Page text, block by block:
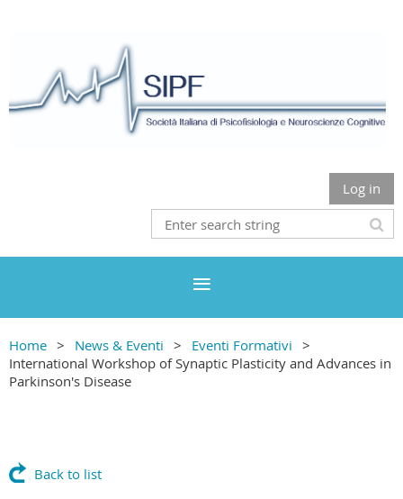
Log in
Home News & Eventi
Eventi Formativi
International Workshop of Synaptic Plasticity and Advances in
Parkinson's Disease
Back to list